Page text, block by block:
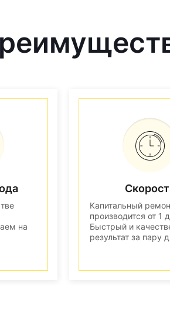
на
Капитальный
производится от 1
Быстрый и
результат за пару